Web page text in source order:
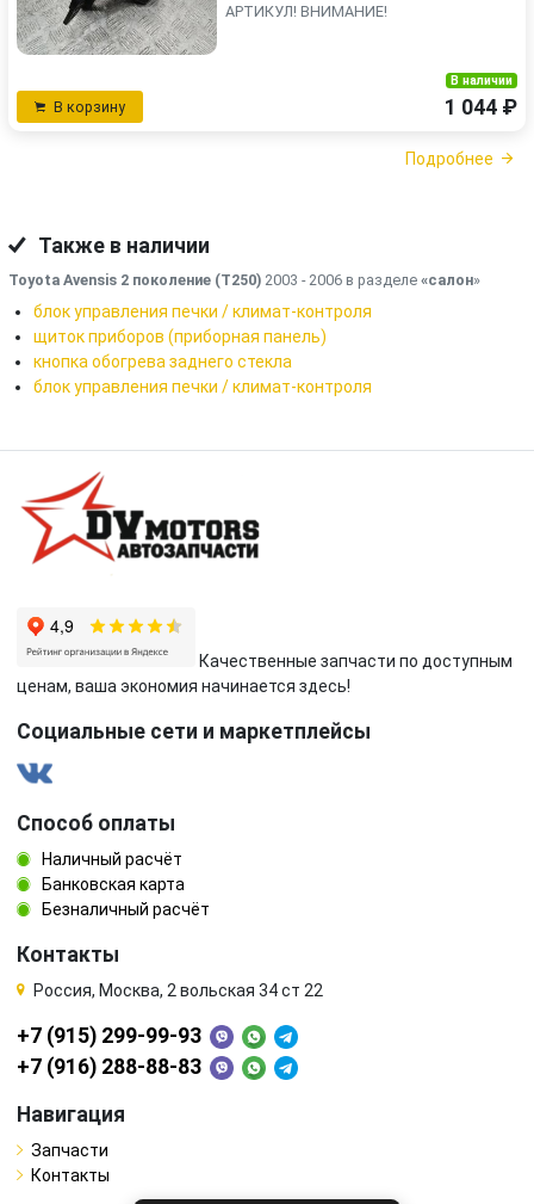
АРТИКУЛ! ВНИМАНИЕ!
В корзину
В наличии
1 044 ₽
Подробнее
Также в наличии
Toyota Avensis 2 поколение (T250) 2003 - 2006 в разделе «салон»
блок управления печки / климат-контроля
щиток приборов (приборная панель)
кнопка обогрева заднего стекла
блок управления печки / климат-контроля
Качественные запчасти по доступным
ценам, ваша экономия начинается здесь!
Социальные сети и маркетплейсы
Способ оплаты
Наличный расчёт
Банковская карта
Безналичный расчёт
Контакты
Россия, Москва, 2 вольская 34 ст 22
+7 (915) 299-99-93
+7 (916) 288-88-83
Навигация
Запчасти
Контакты